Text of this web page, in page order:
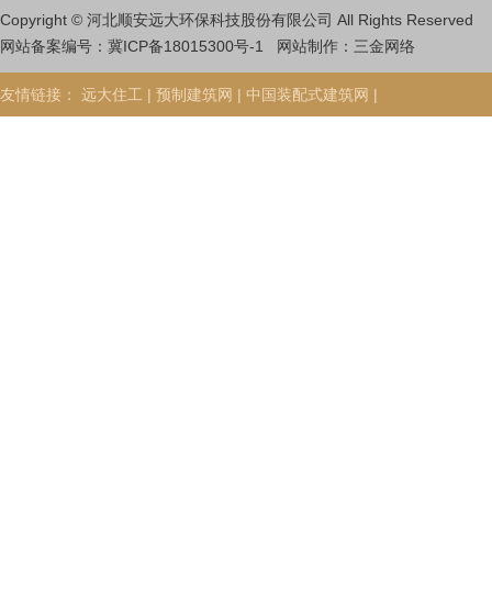
Copyright © 河北顺安远大环保科技股份有限公司 All Rights Reserved
网站备案编号： 冀ICP备18015300号-1 网站制作 ： 三金网络
友情链接： 远大住工 | 预制建筑网 | 中国装配式建筑网 |